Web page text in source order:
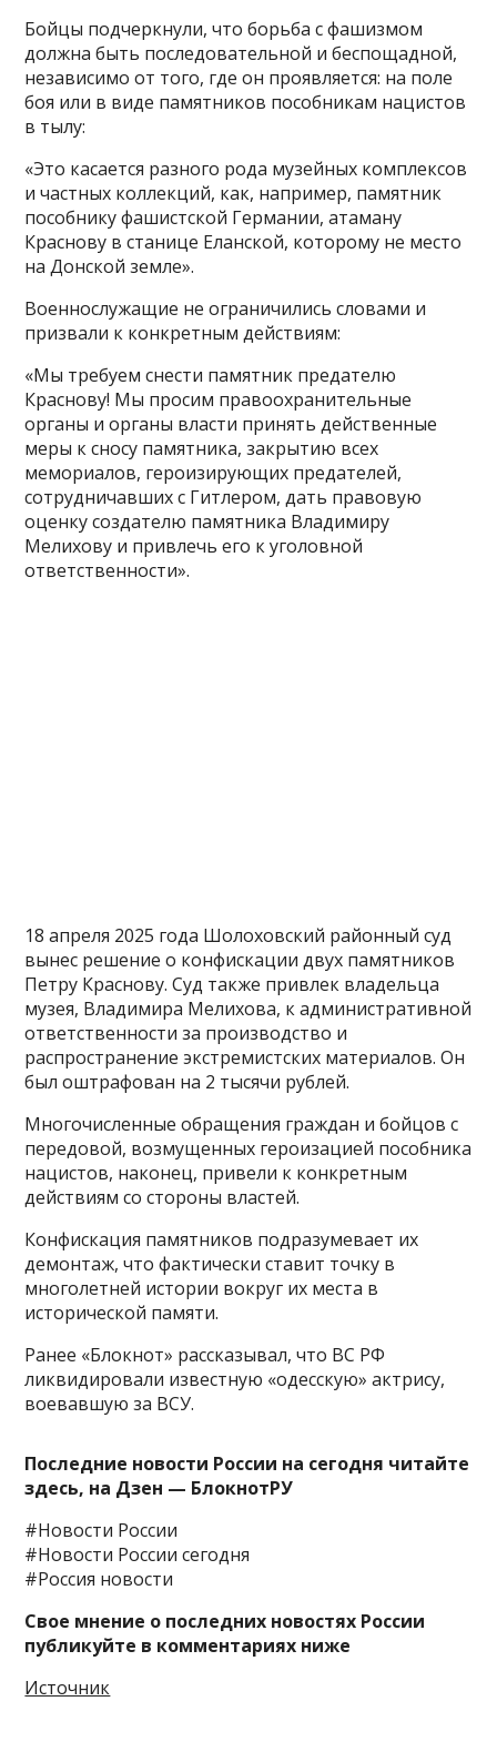
Бойцы подчеркнули, что борьба с фашизмом
должна быть последовательной и беспощадной,
независимо от того, где он проявляется: на поле
боя или в виде памятников пособникам нацистов
в тылу:
«Это касается разного рода музейных комплексов
и частных коллекций, как, например, памятник
пособнику фашистской Германии, атаману
Краснову в станице Еланской, которому не место
на Донской земле».
Военнослужащие не ограничились словами и
призвали к конкретным действиям:
«Мы требуем снести памятник предателю
Краснову! Мы просим правоохранительные
органы и органы власти принять действенные
меры к сносу памятника, закрытию всех
мемориалов, героизирующих предателей,
сотрудничавших с Гитлером, дать правовую
оценку создателю памятника Владимиру
Мелихову и привлечь его к уголовной
ответственности».
18 апреля 2025 года Шолоховский районный суд
вынес решение о конфискации двух памятников
Петру Краснову. Суд также привлек владельца
музея, Владимира Мелихова, к административной
ответственности за производство и
распространение экстремистских материалов. Он
был оштрафован на 2 тысячи рублей.
Многочисленные обращения граждан и бойцов с
передовой, возмущенных героизацией пособника
нацистов, наконец, привели к конкретным
действиям со стороны властей.
Конфискация памятников подразумевает их
демонтаж, что фактически ставит точку в
многолетней истории вокруг их места в
исторической памяти.
Ранее «Блокнот» рассказывал, что ВС РФ
ликвидировали известную «одесскую» актрису,
воевавшую за ВСУ.
Последние новости России на сегодня читайте
здесь, на Дзен — БлокнотРУ
#Новости России
#Новости России сегодня
#Россия новости
Свое мнение о последних новостях России
публикуйте в комментариях ниже
Источник